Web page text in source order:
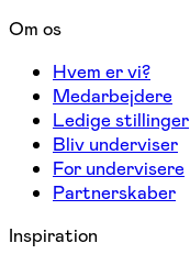
Om os
Hvem er vi?
Medarbejdere
Ledige stillinger
Bliv underviser
For undervisere
Partnerskaber
Inspiration